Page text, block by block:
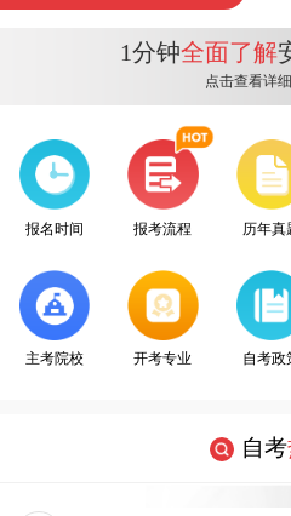
1分钟全面了解
点击查看详
报名时间 报考流程 历年真
主考院校 开考专业 自考政
自考